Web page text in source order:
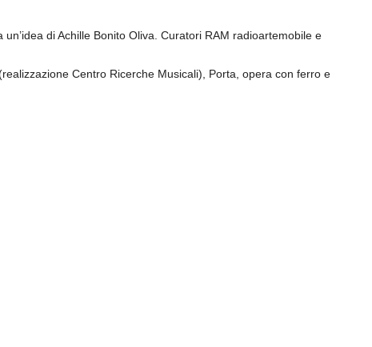
di Achille Bonito Oliva. Curatori RAM radioartemobile e
Centro Ricerche Musicali), Porta, opera con ferro e